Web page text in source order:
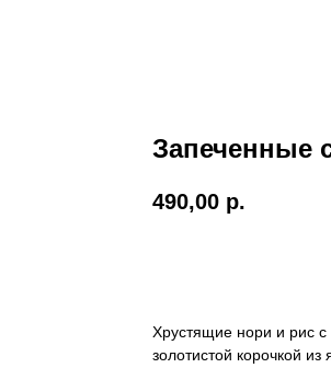
Запеченные
490,00 р.
Хрустящие нори и рис
золотистой корочкой